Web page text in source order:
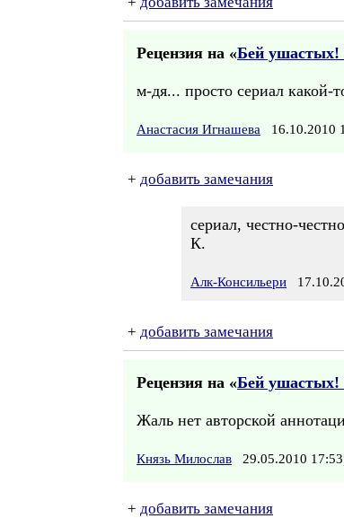
Рецензия на «Бей ушастых!
м-дя... просто сериал
Анастасия Игнашева 16.10.2010
+ добавить замечания
сериал, честно-
К.
Алк-Консильери
+ добавить замечания
Рецензия на «Бей ушастых!
Жаль нет авторской
Князь Милослав 29.05.2010
+ добавить замечания